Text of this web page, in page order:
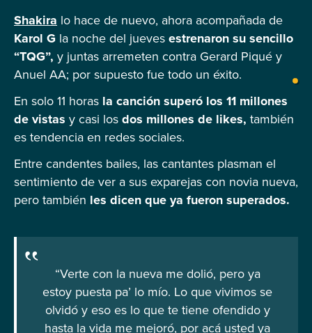
de likes, también es tendencia en […]
Shakira lo hace de nuevo, ahora acompañada de
Karol G la noche del juevesestrenaron su sencillo
“TQG”, y juntas arremeten contra Gerard Piqué y
Anuel AA; por supuesto fue todo un éxito.
En solo 11 horas la canción superó los 11 millones
de vistas y casi losdos millones de likes, también
es tendencia en redes sociales.
Entre candentes bailes, las cantantes plasman el
sentimiento de ver a sus exparejas con novia nueva,
pero también les dicen que ya fueron superados.
“Verte con la nueva me dolió, pero ya
estoy puesta pa’ lo mío. Lo que vivimos se
olvidó y eso es lo que te tiene ofendido y
hasta la vida me mejoró, por acá usted ya